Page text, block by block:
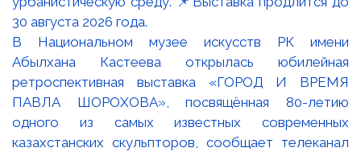
В Национальном музее искусств РК имени
Абылхана Кастеева открылась юбилейная
ретроспективная выставка «ГОРОД И ВРЕМЯ
ПАВЛА ШОРОХОВА», посвящённая 80-летию
одного из самых известных современных
казахстанских скульпторов, сообщает телеканал